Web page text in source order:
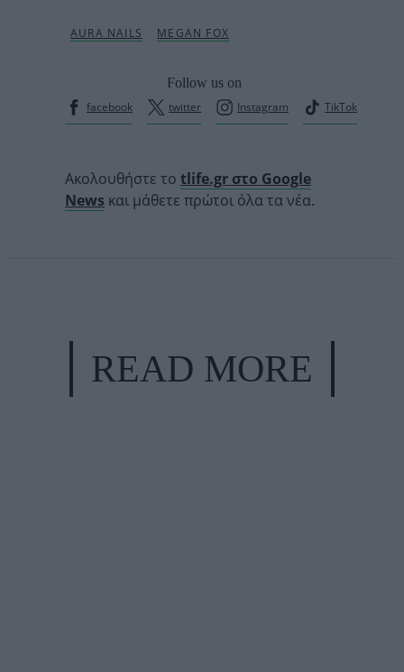
Follow us on
facebook
twitter Instagram TikTok
Ακολουθήστε το tlife.gr στο Google
News και μάθετε πρώτοι όλα τα νέα.
READ MORE